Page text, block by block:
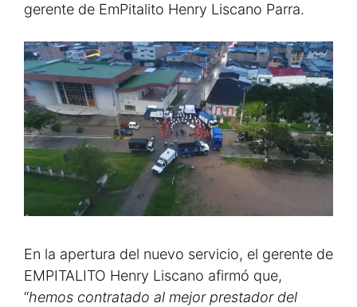
gerente de EmPitalito Henry Liscano Parra.
En la apertura del nuevo servicio, el gerente de
EMPITALITO Henry Liscano afirmó que,
“hemos contratado al mejor prestador del